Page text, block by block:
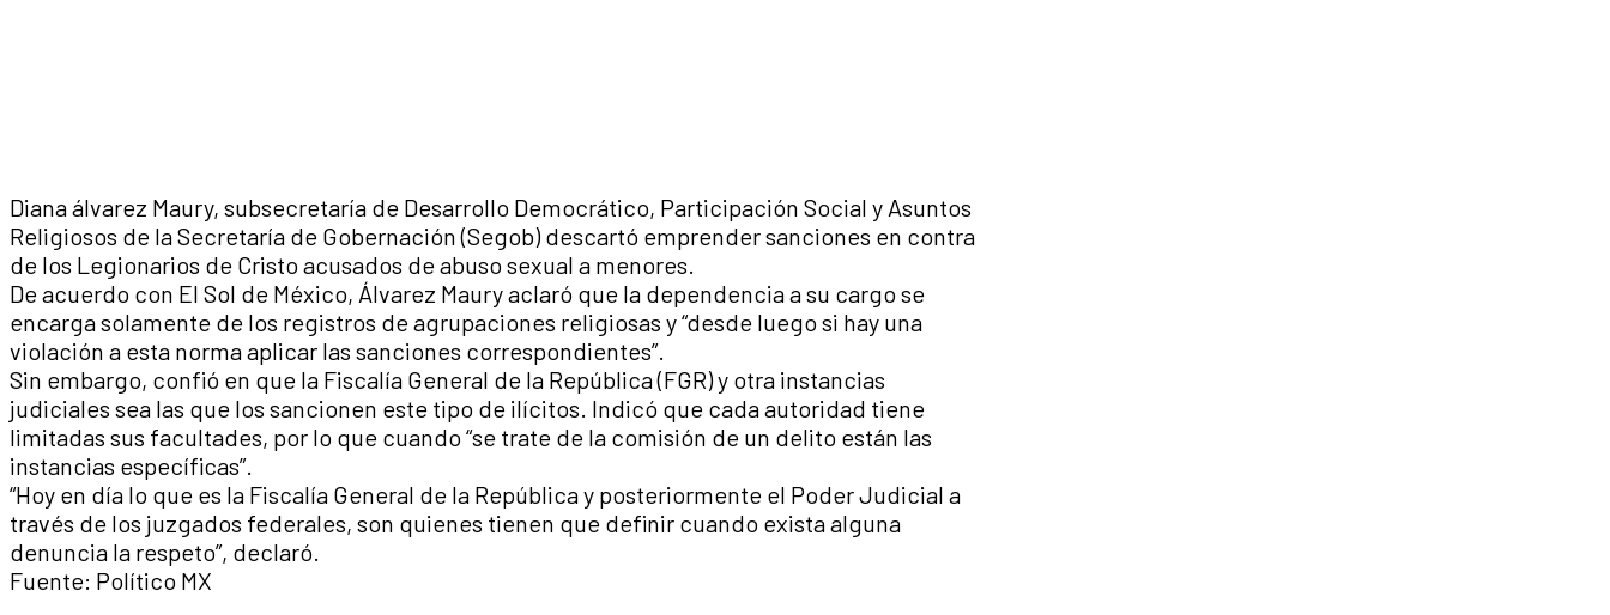
Diana álvarez Maury, subsecretaría de Desarrollo Democrático, Participación Social y Asuntos
Religiosos de la Secretaría de Gobernación (Segob) descartó emprender sanciones en contra
de los Legionarios de Cristo acusados de abuso sexual a menores.
De acuerdo con El Sol de México, Álvarez Maury aclaró que la dependencia a su cargo se
encarga solamente de los registros de agrupaciones religiosas y “desde luego si hay una
violación a esta norma aplicar las sanciones correspondientes”.
Sin embargo, confió en que la Fiscalía General de la República (FGR) y otra instancias
judiciales sea las que los sancionen este tipo de ilícitos. Indicó que cada autoridad tiene
limitadas sus facultades, por lo que cuando “se trate de la comisión de un delito están las
instancias específicas”.
“Hoy en día lo que es la Fiscalía General de la República y posteriormente el Poder Judicial a
través de los juzgados federales, son quienes tienen que definir cuando exista alguna
denuncia la respeto”, declaró.
Fuente: Político MX